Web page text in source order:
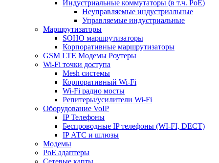
Индустриальные коммутаторы (в т.ч. РоЕ)
Неуправляемые индустриальные
Управляемые индустриальные
Маршрутизаторы
SOHO маршрутизаторы
Корпоративные маршрутизаторы
GSM LTE Модемы Роутеры
Wi-Fi точки доступа
Mesh системы
Корпоративный Wi-Fi
Wi-Fi радио мосты
Репитеры/усилители Wi-Fi
Оборудование VoIP
IP Телефоны
Беспроводные IP телефоны (WI-FI, DECT)
IP АТС и шлюзы
Модемы
PoE адаптеры
Сетевые карты